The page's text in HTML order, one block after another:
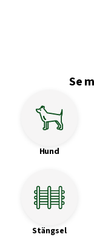
Se
Hund
Stängsel